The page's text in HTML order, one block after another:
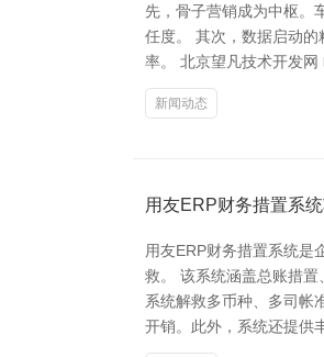
先，骨子营销成为中枢。
任度。 其次，数据启动
率。 北京望凡技术开发网
新闻动态
用友ERP财务措置系
用友ERP财务措置系统是
救。 该系统涵盖总账措
系统解救多币种、多司帐
开销。此外，系统还提供